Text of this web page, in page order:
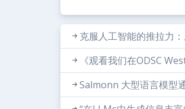
克服人工智能的推拉力
《观看我们在ODSC
Salmonn 大型语言模型